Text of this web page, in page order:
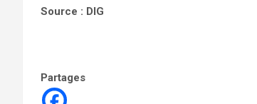
Source : DIG
Partages